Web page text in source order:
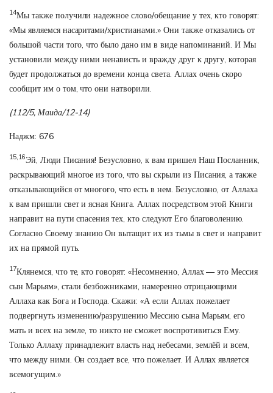
14Мы также получили надежное слово/обещание у тех, кто говорят:
«Мы являемся насаритами/христианами.» Они также отказались от
большой части того, что было дано им в виде напоминаний. И Мы
установили между ними ненависть и вражду друг к другу, которая
будет продолжаться до времени конца света. Аллах очень скоро
сообщит им о том, что они натворили.
(112/5, Маида/12-14)
Наджм: 676
15,16Эй, Люди Писания! Безусловно, к вам пришел Наш Посланник,
раскрывающий многое из того, что вы скрыли из Писания, а также
отказывающийся от многого, что есть в нем. Безусловно, от Аллаха
к вам пришли свет и ясная Книга. Аллах посредством этой Книги
направит на пути спасения тех, кто следуют Его благоволению.
Согласно Своему знанию Он вытащит их из тьмы в свет и направит
их на прямой путь.
17Клянемся, что те, кто говорят: «Несомненно, Аллах — это Мессия
сын Марьям», стали безбожниками, намеренно отрицающими
Аллаха как Бога и Господа. Скажи: «А если Аллах пожелает
подвергнуть изменению/разрушению Мессию сына Марьям, его
мать и всех на земле, то никто не сможет воспротивиться Ему.
Только Аллаху принадлежит власть над небесами, землёй и всем,
что между ними. Он создает все, что пожелает. И Аллах является
всемогущим.»